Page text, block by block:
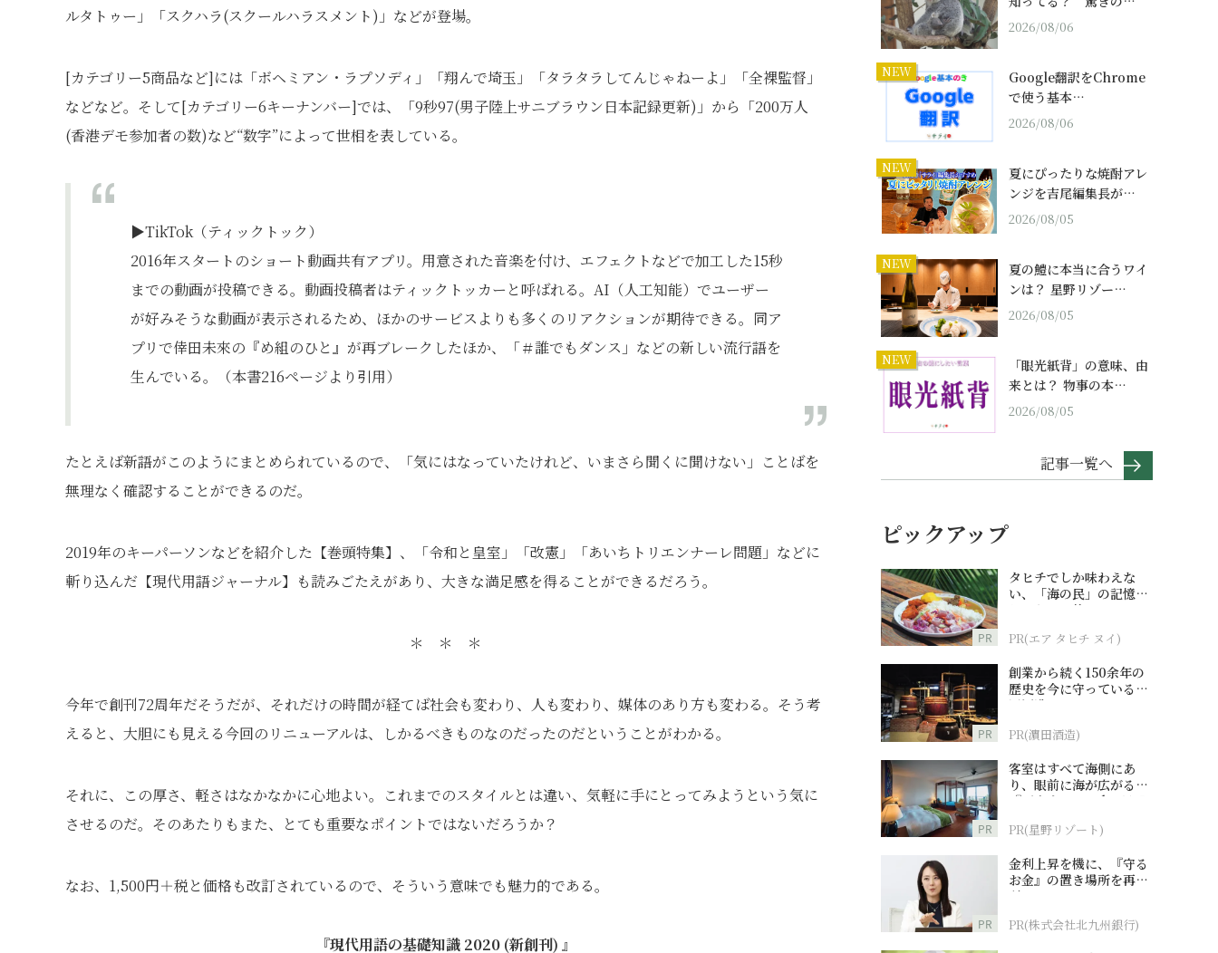
ルタトゥー」「スクハラ(スクールハラスメント)」などが登場。
[カテゴリー5商品など]には「ボヘミアン・ラプソディ」「翔んで埼玉」「タラタラしてんじゃねーよ」「全裸監督」
などなど。そして[カテゴリー6キーナンバー]では、「9秒97(男子陸上サニブラウン日本記録更新)」から「200万人
(香港デモ参加者の数)など“数字”によって世相を表している。
▶︎TikTok（ティックトック）
2016年スタートのショート動画共有アプリ。用意された音楽を付け、エフェクトなどで加工した15秒
までの動画が投稿できる。動画投稿者はティックトッカーと呼ばれる。AI（人工知能）でユーザー
が好みそうな動画が表示されるため、ほかのサービスよりも多くのリアクションが期待できる。同ア
プリで倖田未來の『め組のひと』が再ブレークしたほか、「＃誰でもダンス」などの新しい流行語を
生んでいる。（本書216ページより引用）
たとえば新語がこのようにまとめられているので、「気にはなっていたけれど、いまさら聞くに聞けない」ことばを
無理なく確認することができるのだ。
2019年のキーパーソンなどを紹介した【巻頭特集】、「令和と皇室」「改憲」「あいちトリエンナーレ問題」などに
斬り込んだ【現代用語ジャーナル】も読みごたえがあり、大きな満足感を得ることができるだろう。
＊ ＊ ＊
今年で創刊72周年だそうだが、それだけの時間が経てば社会も変わり、人も変わり、媒体のあり方も変わる。そう考
えると、大胆にも見える今回のリニューアルは、しかるべきものなのだったのだということがわかる。
それに、この厚さ、軽さはなかなかに心地よい。これまでのスタイルとは違い、気軽に手にとってみようという気に
させるのだ。そのあたりもまた、とても重要なポイントではないだろうか？
なお、1,500円＋税と価格も改訂されているので、そういう意味でも魅力的である。
『現代用語の基礎知識 2020 (新創刊) 』
2026/08/06
NEW
Google翻訳をChrome
で使う基本…
2026/08/06
NEW
夏にぴったりな焼酎アレ
ンジを吉尾編集長が…
2026/08/05
NEW
夏の鱧に本当に合うワイ
ンは？ 星野リゾー…
2026/08/05
NEW
「眼光紙背」の意味、由
来とは？ 物事の本…
2026/08/05
記事一覧へ
ピックアップ
PR
タヒチでしか味わえな
い、「海の民」の記憶へ
とつながる旅
PR(エア タヒチ ヌイ)
PR
創業から続く150余年の
歴史を今に守っている濵
田酒造
PR(濵田酒造)
PR
客室はすべて海側にあ
り、眼前に海が広がる
『西表島ホテル by 星野
PR(星野リゾート)
PR
金利上昇を機に、『守る
お金』の置き場所を再検
討
PR(株式会社北九州銀行)